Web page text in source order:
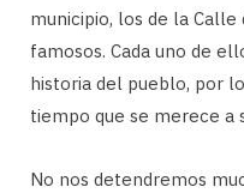
municipio, los de la
famosos. Cada uno de
historia del pueblo, por
tiempo que se merece a
No nos detendremos